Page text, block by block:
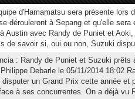
d'Hamamatsu sera présente lors
dérouleront à Sepang et qu'elle sera
Austin avec Randy de Puniet et
de savoir si, oui ou non, Suzuki
: Randy de Puniet et Suzuki prêts
Debarle le 05/11/2014 18:02
disputer un Grand Prix cette année et
à ses concurrentes. On a déjà vu